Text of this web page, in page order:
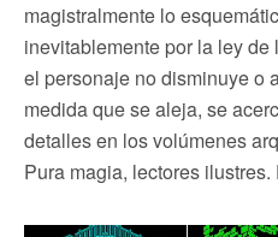
magistralmente lo
inevitablemente por la ley
el personaje no disminuye o
medida que se aleja, se
detalles en los volúmenes
Pura magia, lectores